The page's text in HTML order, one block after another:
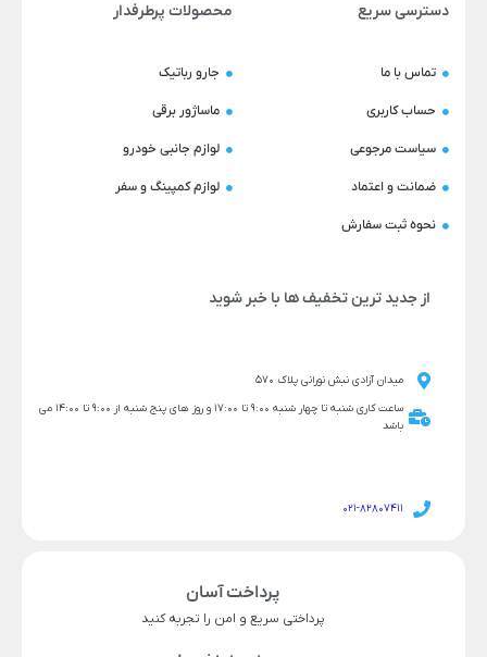
دسترسی سریع
تماس با ما
حساب کاربری
سیاست مرجوعی
ضمانت و اعتماد
نحوه ثبت سفارش
محصولات پرطرفدار
جارو رباتیک
ماساژور برقی
لوازم جانبی خودرو
لوازم کمپینگ و سفر
از جدید ترین تخفیف ها با خبر شوید
میدان آزادی نبش نورانی پلاک 570
ساعت کاری شنبه تا چهار شنبه 9:00 تا 17:00 و روز های پنج شنبه از 9:00 تا 14:00 می
باشد
021-82807411
پرداخت آسان
پرداختی سریع و امن را تجربه کنید